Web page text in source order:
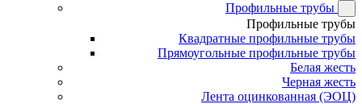
Профильные трубы
Профильные трубы
Квадратные профильные трубы
Прямоугольные профильные трубы
Белая жесть
Черная жесть
Лента оцинкованная (ЭОЦ)